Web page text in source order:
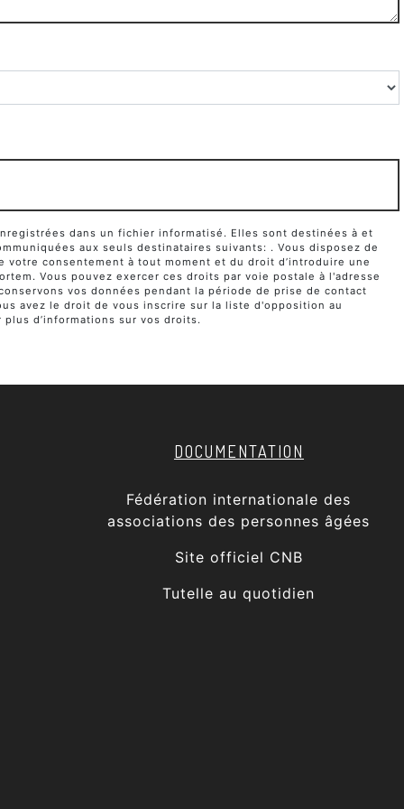
dans un fichier informatisé. Elles sont destinées à et
aux seuls destinataires suivants: . Vous disposez de
consentement à tout moment et du droit d’introduire une
Vous pouvez exercer ces droits par voie postale à l'adresse
vos données pendant la période de prise de contact
avez le droit de vous inscrire sur la liste d'opposition au
d’informations sur vos droits.
DOCUMENTATION
Fédération internationale des
associations des personnes âgées
Site officiel CNB
Tutelle au quotidien